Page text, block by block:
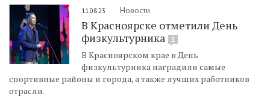
11.08.23 Новости
В Красноярске отметили День
физкультурника
1
В Красноярском крае в День
физкультурника наградили самые
спортивные районы и города, а также лучших работников
отрасли.